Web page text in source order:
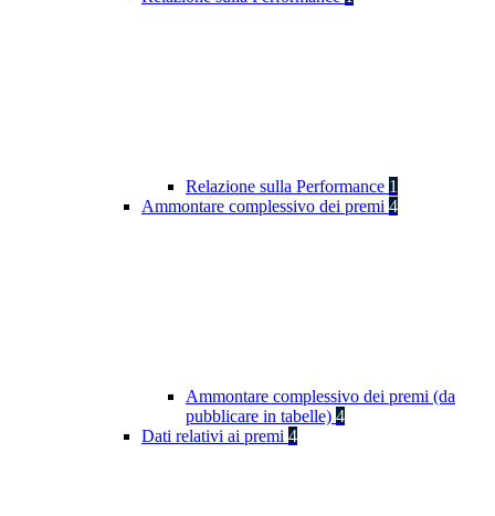
Relazione sulla Performance 1
Ammontare complessivo dei premi 4
Ammontare complessivo dei premi (da
pubblicare in tabelle) 4
Dati relativi ai premi 4